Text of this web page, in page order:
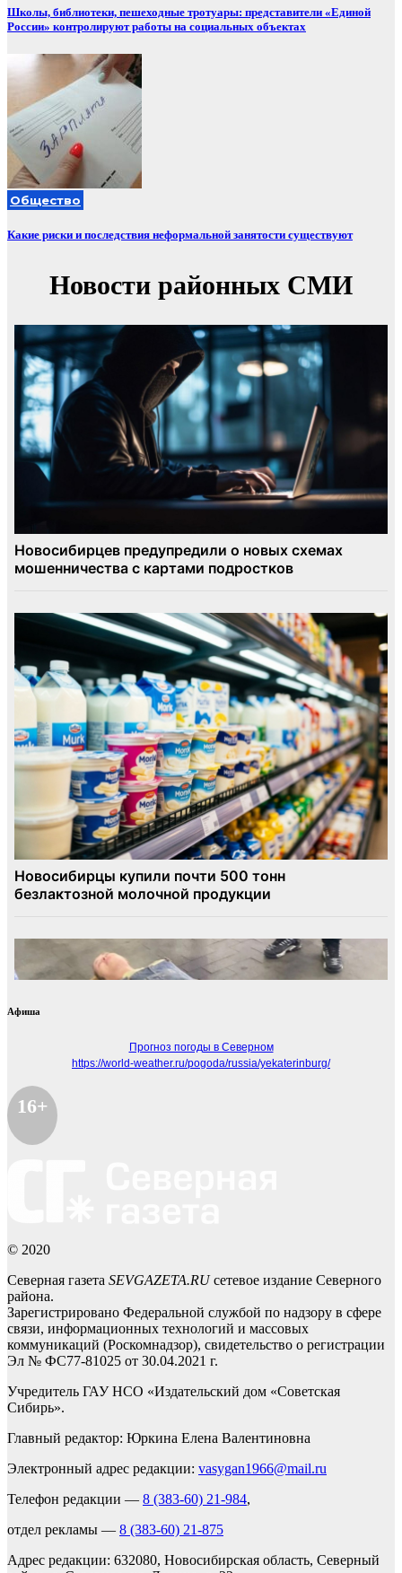
Школы, библиотеки, пешеходные тротуары: представители «Единой
России» контролируют работы на социальных объектах
Общество
Какие риски и последствия неформальной занятости существуют
Афиша
Прогноз погоды в Северном
https://world-weather.ru/pogoda/russia/yekaterinburg/
16+
© 2020
Северная газета SEVGAZETA.RUсетевое издание Северного
района.
Зарегистрировано Федеральной службой по надзору в сфере
связи, информационных технологий и массовых
коммуникаций (Роскомнадзор), свидетельство о регистрации
Эл № ФС77-81025 от 30.04.2021 г.
Учредитель ГАУ НСО «Издательский дом «Советская
Сибирь».
Главный редактор: Юркина Елена Валентиновна
Электронный адрес редакции: vasygan1966@mail.ru
Телефон редакции — 8 (383-60) 21-984,
отдел рекламы — 8 (383-60) 21-875
Адрес редакции: 632080, Новосибирская область, Северный